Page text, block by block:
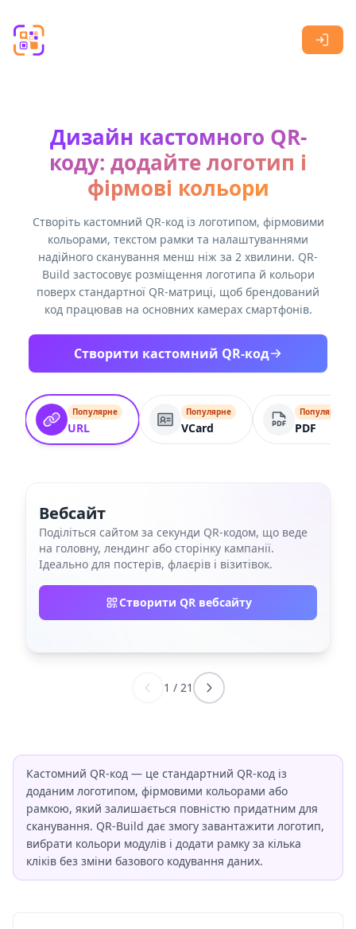
Дизайн кастомного QR-
коду: додайте логотип і
фірмові кольори
Створіть кастомний QR-код із логотипом, фірмовими
кольорами, текстом рамки та налаштуваннями
надійного сканування менш ніж за 2 хвилини. QR-
Build застосовує розміщення логотипа й кольори
поверх стандартної QR-матриці, щоб брендований
код працював на основних камерах смартфонів.
Створити кастомний QR-код
Популярне
URL
Популярне
VCard
Популярне
PDF
Вебсайт
Поділіться сайтом за секунди QR‑кодом, що веде
на головну, лендинг або сторінку кампанії.
Ідеально для постерів, флаєрів і візитівок.
Створити QR вебсайту
1 / 21
Кастомний QR-код — це стандартний QR-код із
доданим логотипом, фірмовими кольорами або
рамкою, який залишається повністю придатним для
сканування. QR-Build дає змогу завантажити логотип,
вибрати кольори модулів і додати рамку за кілька
кліків без зміни базового кодування даних.